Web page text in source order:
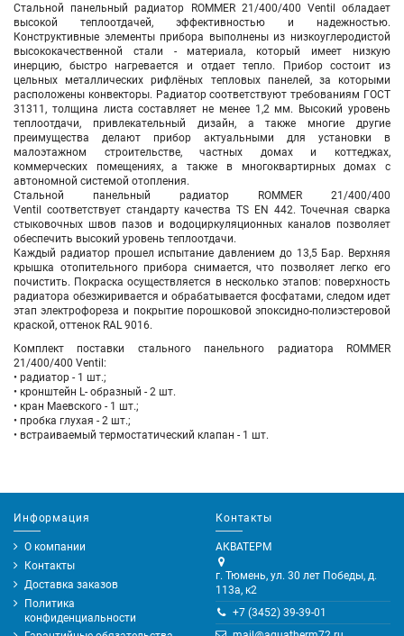
Стальной панельный радиатор ROMMER 21/400/400 Ventil обладает
высокой теплоотдачей, эффективностью и надежностью.
Конструктивные элементы прибора выполнены из низкоуглеродистой
высококачественной стали - материала, который имеет низкую
инерцию, быстро нагревается и отдает тепло. Прибор состоит из
цельных металлических рифлёных тепловых панелей, за которыми
расположены конвекторы. Радиатор соответствуют требованиям ГОСТ
31311, толщина листа составляет не менее 1,2 мм. Высокий уровень
теплоотдачи, привлекательный дизайн, а также многие другие
преимущества делают прибор актуальными для установки в
малоэтажном строительстве, частных домах и коттеджах,
коммерческих помещениях, а также в многоквартирных домах с
автономной системой отопления.
Стальной панельный радиатор ROMMER 21/400/400
Ventil соответствует стандарту качества TS EN 442. Точечная сварка
стыковочных швов пазов и водоциркуляционных каналов позволяет
обеспечить высокий уровень теплоотдачи.
Каждый радиатор прошел испытание давлением до 13,5 Бар. Верхняя
крышка отопительного прибора снимается, что позволяет легко его
почистить. Покраска осуществляется в несколько этапов: поверхность
радиатора обезжиривается и обрабатывается фосфатами, следом идет
этап электрофореза и покрытие порошковой эпоксидно-полиэстеровой
краской, оттенок RAL 9016.
Комплект поставки стального панельного радиатора ROMMER
21/400/400 Ventil:
• радиатор - 1 шт.;
• кронштейн L- образный - 2 шт.
• кран Маевского - 1 шт.;
• пробка глухая - 2 шт.;
• встраиваемый термостатический клапан - 1 шт.
Информация
О компании
Контакты
Доставка заказов
Политика
конфиденциальности
Контакты
АКВАТЕРМ
г. Тюмень, ул. 30 лет Победы, д.
113а, к2
+7 (3452) 39-39-01